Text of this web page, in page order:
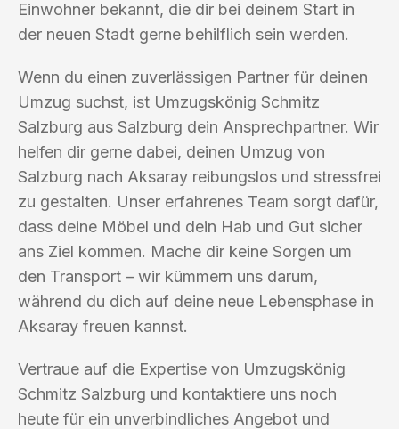
Einwohner bekannt, die dir bei deinem Start in
der neuen Stadt gerne behilflich sein werden.
Wenn du einen zuverlässigen Partner für deinen
Umzug suchst, ist Umzugskönig Schmitz
Salzburg aus Salzburg dein Ansprechpartner. Wir
helfen dir gerne dabei, deinen Umzug von
Salzburg nach Aksaray reibungslos und stressfrei
zu gestalten. Unser erfahrenes Team sorgt dafür,
dass deine Möbel und dein Hab und Gut sicher
ans Ziel kommen. Mache dir keine Sorgen um
den Transport – wir kümmern uns darum,
während du dich auf deine neue Lebensphase in
Aksaray freuen kannst.
Vertraue auf die Expertise von Umzugskönig
Schmitz Salzburg und kontaktiere uns noch
heute für ein unverbindliches Angebot und